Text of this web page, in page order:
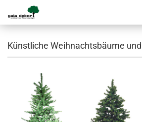
Künstliche Weihnachtsbäume